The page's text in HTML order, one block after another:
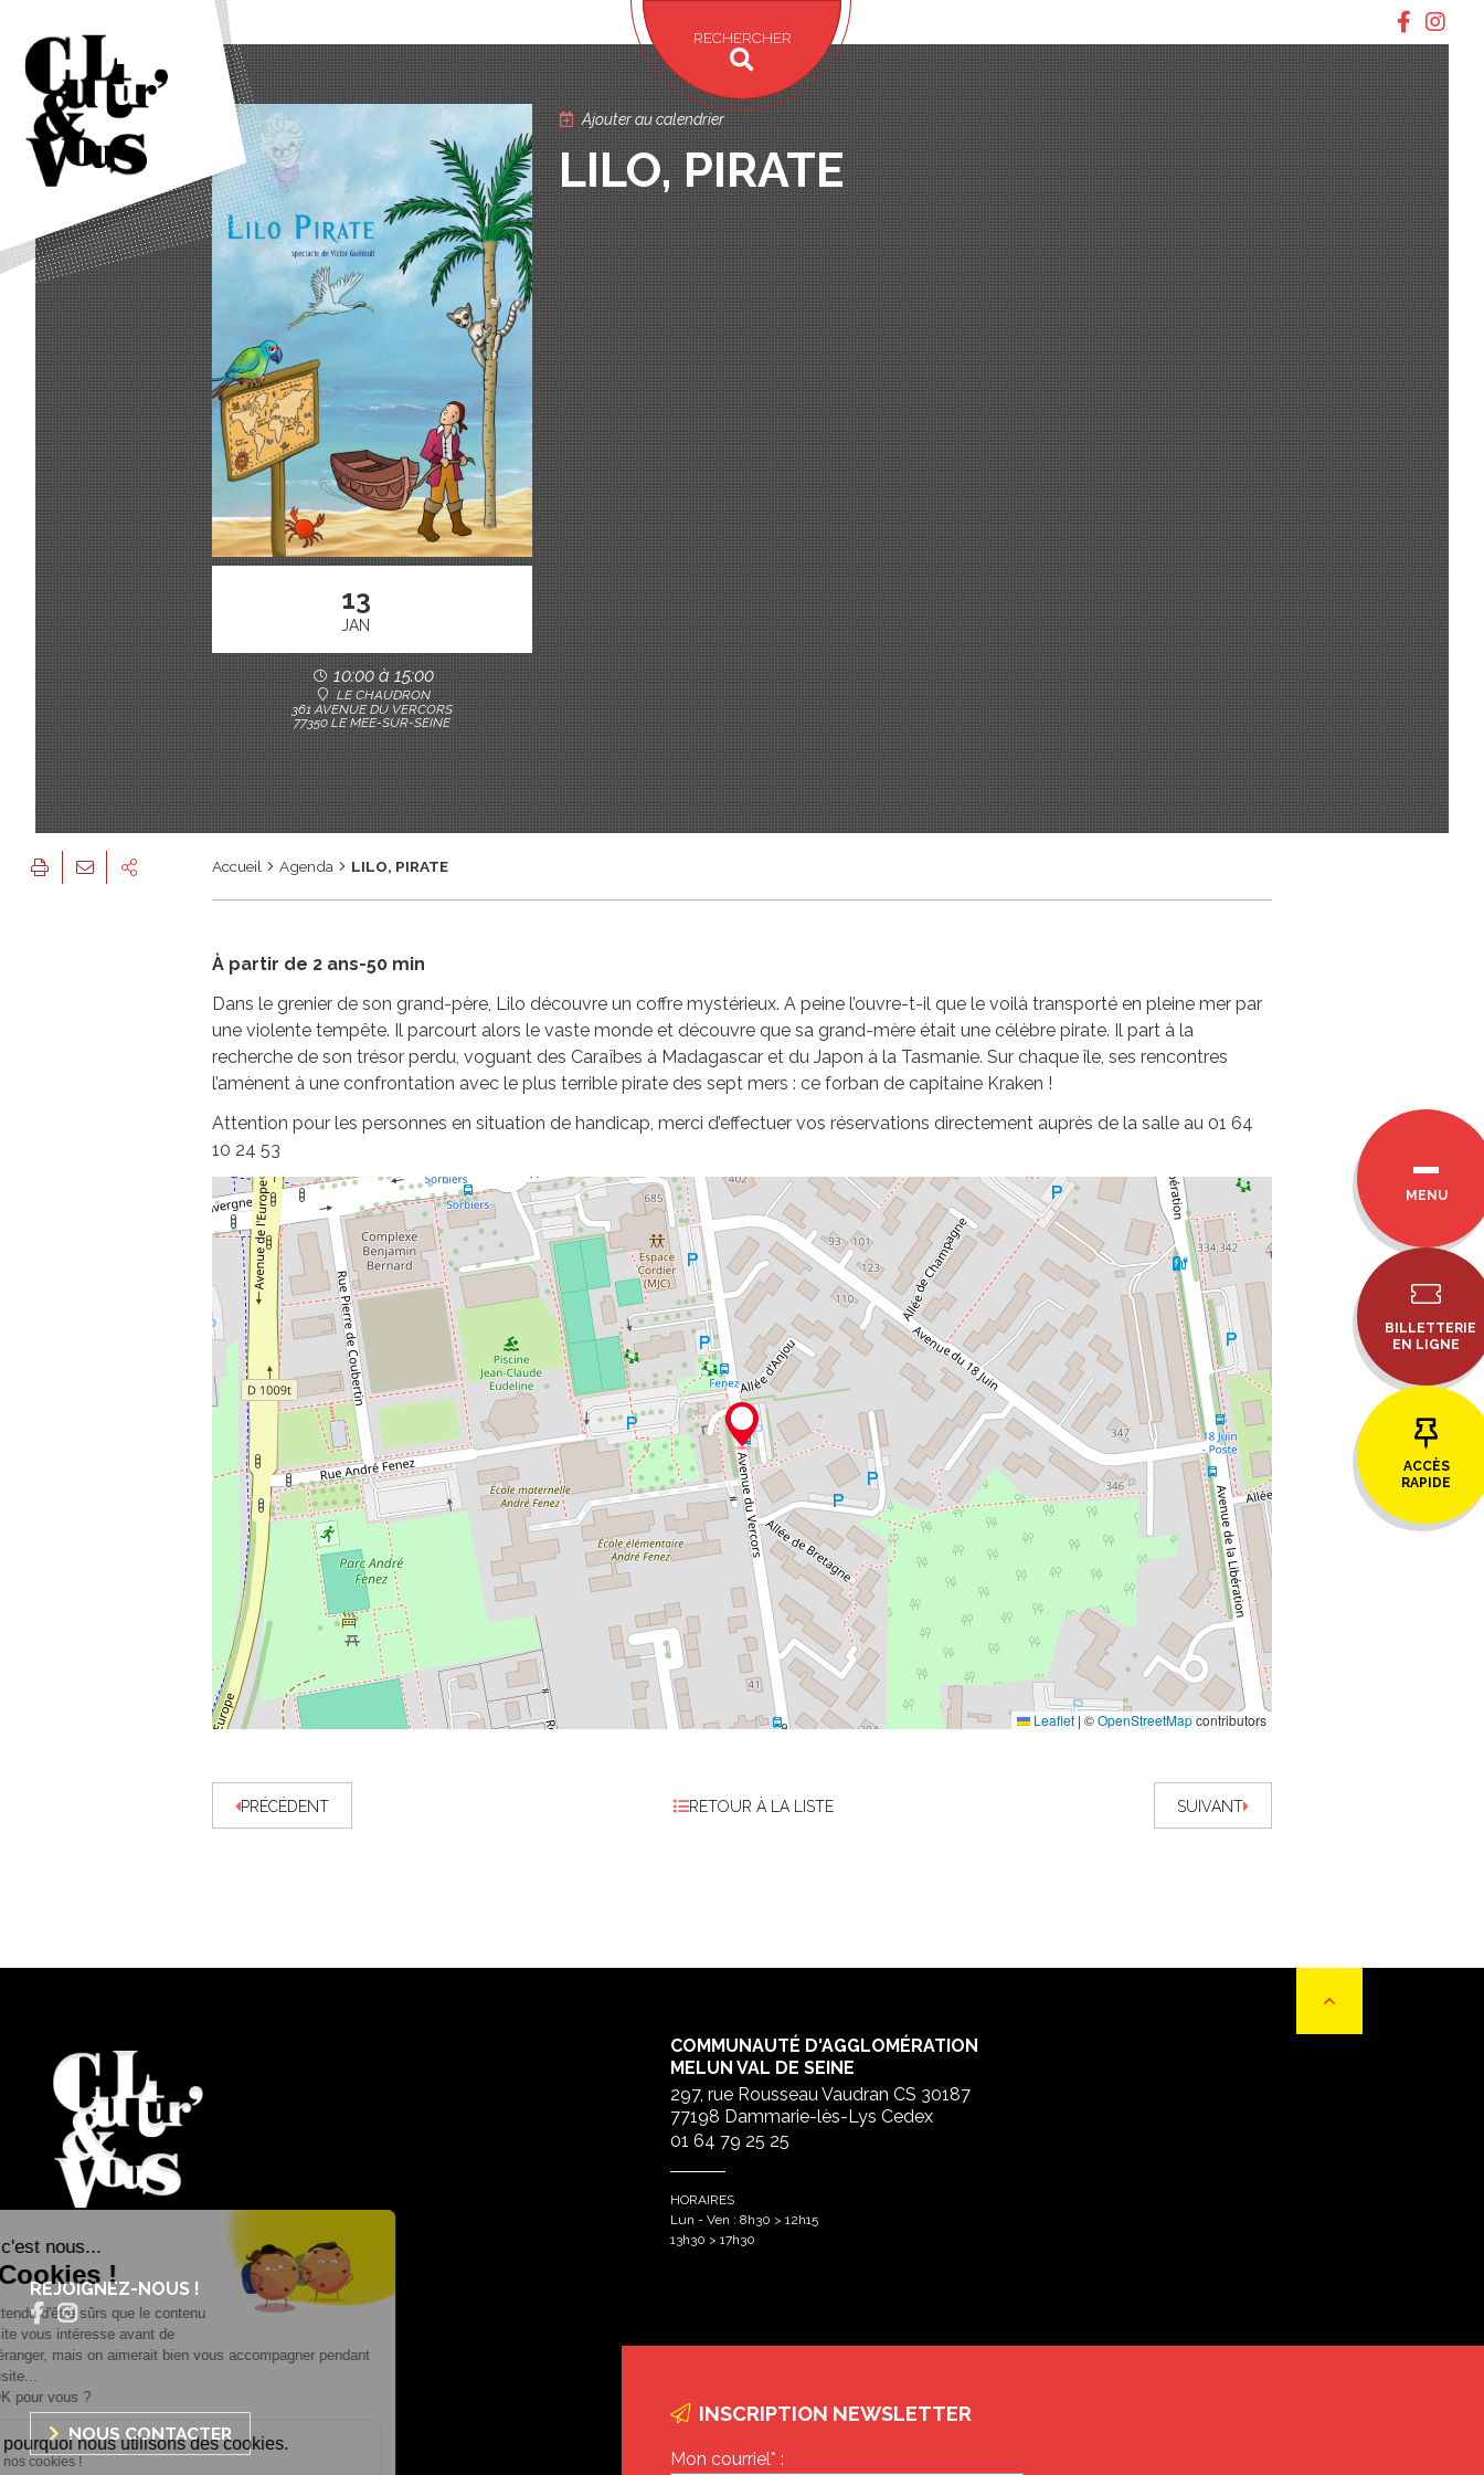
RECHERCHER
13
JAN
10:00 à 15:00
LE CHAUDRON
361 AVENUE DU VERCORS
77350 LE MEE-SUR-SEINE
Ajouter au calendrier
LILO, PIRATE
Accueil Agenda LILO, PIRATE
À partir de 2 ans-50 min
Dans le grenier de son grand-père, Lilo découvre un coffre mystérieux. A peine l’ouvre-t-il que le voilà transporté en pleine mer par
une violente tempête. Il parcourt alors le vaste monde et découvre que sa grand-mère était une célèbre pirate. Il part à la
recherche de son trésor perdu, voguant des Caraïbes à Madagascar et du Japon à la Tasmanie. Sur chaque île, ses rencontres
l’amènent à une confrontation avec le plus terrible pirate des sept mers : ce forban de capitaine Kraken !
Attention pour les personnes en situation de handicap, merci d’effectuer vos réservations directement auprès de la salle au 01 64
10 24 53
Leaflet | ©OpenStreetMapcontributors
PRÉCÉDENT RETOUR À LA LISTE SUIVANT
REJOIGNEZ-NOUS !
COMMUNAUTÉ D'AGGLOMÉRATION
MELUN VAL DE SEINE
297, rue Rousseau Vaudran CS 30187
77198 Dammarie-lès-Lys Cedex
01 64 79 25 25
HORAIRES
Lun - Ven : 8h30 > 12h15
13h30 > 17h30
NOUS CONTACTER
INSCRIPTION NEWSLETTER
Mon courriel* :
MENU
BILLETTERIE
EN LIGNE
ACCÈS
RAPIDE